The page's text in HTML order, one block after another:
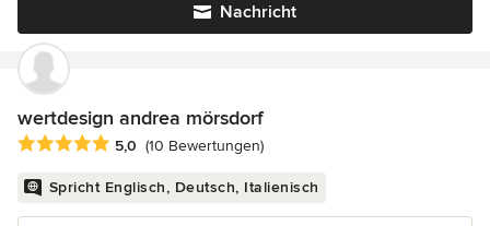
Nachricht
wertdesign andrea mörsdorf
Durchschnittliche Bewertung: 5 von 5 Sternen
5,0 (10 Bewertungen)
Spricht Englisch, Deutsch, Italienisch